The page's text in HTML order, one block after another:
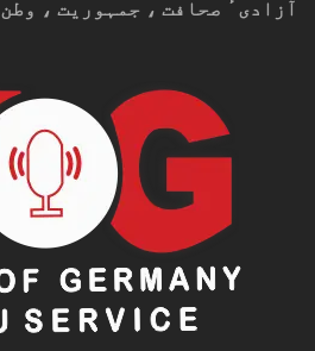
آزادیٴ صحافت ، جمہوریت ، وطن